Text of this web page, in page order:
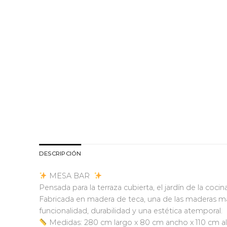
DESCRIPCIÓN
MESA BAR
Pensada para la terraza cubierta, el jardín de la
Fabricada en madera de teca, una de las maderas
funcionalidad, durabilidad y una estética atemporal.
Medidas: 280 cm largo x 80 cm ancho x 110 cm